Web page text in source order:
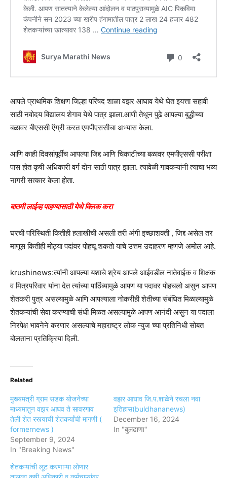
आपले प्राथमिक शिक्षण जिल्हा परिषद शाळा वझर आघाव येथे घेत इयत्ता सहावी
साठी नवोदय विद्यालय शेगाव येथे पात्र झाला.आणी तेथून पुढे आपल्या बुद्धीच्या
बळावर बीएससी ऍग्री करत एमपीएससीचा अभ्यास केला.
आणि काही दिवसांपूर्वीच आपल्या जिद्द आणि चिकाटीच्या बळावर एमपीएससी परीक्षा
पास होत कृषी अधिकारी वर्ग दोन साठी पात्र झाला. त्यावेळी गावकऱ्यांनी त्याचा भव्य
नागरी सत्कार केला होता.
बातमी लाईव्ह पाहण्यासाठी येथे क्लिक करा
घरची परिस्थिती कितीही हलाखीची असली तरी अंगी इच्छाशक्ती , जिद्द असेल तर
माणूस कितीही मोठ्या पदांवर पोहचू शकतो याचे उत्तम उदाहरण म्हणजे अमोल आहे.
krushinews:त्यांनी आपल्या यशाचे श्रेय आपले आईवडील नातेवाईक व शिक्षक
व मित्रपरिवार यांना देत त्यांच्या पाठिंब्यामुळे आपण या पदावर पोहचलो असुन आपण
शेतकरी पुत्र असल्यामुळे आणि आपल्याला नोकरीही शेतीच्या संबंधित मिळाल्यामुळे
शेतकऱ्यांची सेवा करण्याची संधी मिळत असल्यामुळे आपण आनंदी असुन या पदाला
निरपेक्ष भावनेने करणार असल्याचे महाराष्ट्र लोक न्युज च्या प्रतिनिधी सोबत
बोलताना प्रतिक्रिया दिली.
Related
मुख्यमंत्री ग्राम सडक योजनेच्या
माध्यमातुन वझर आघव ते सावरगाव
तेली शेत रस्त्याची शेतकर्यांची मागणी (
formernews )
September 9, 2024
In "Breaking News"
वझर आघाव जि.प.शाळेने रचला नवा
इतिहास(buldhananews)
December 16, 2024
In "बुलढाणा"
शेतकऱ्यांची लूट करणाऱ्या लोणार